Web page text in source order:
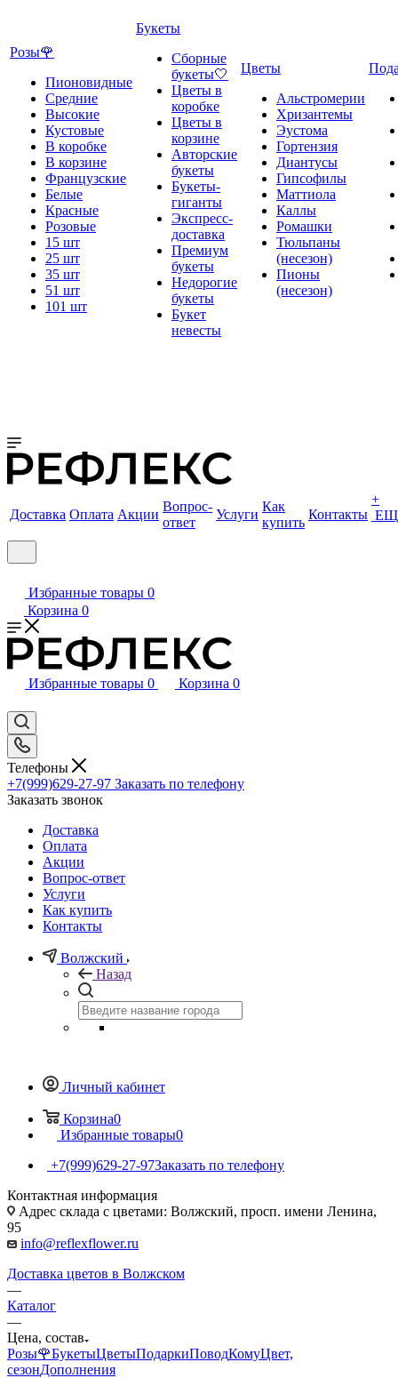
Розы🌹
Пионовидные
Средние
Высокие
Кустовые
В коробке
В корзине
Французские
Белые
Красные
Розовые
15 шт
25 шт
35 шт
51 шт
101 шт
Букеты
Сборные
букеты🤍
Цветы в
коробке
Цветы в
корзине
Авторские
букеты
Букеты-
гиганты
Экспресс-
доставка
Премиум
букеты
Недорогие
букеты
Букет
невесты
Цветы
Альстромерии
Хризантемы
Эустома
Гортензия
Диантусы
Гипсофилы
Маттиола
Каллы
Ромашки
Тюльпаны
(несезон)
Пионы
(несезон)
Доставка Оплата Акции
Вопрос-
ответ
Услуги
Как
купить
Контакты
+
Избранные товары 0
Корзина 0
Избранные товары 0 Корзина 0
Телефоны
+7(999)629-27-97 Заказать по телефону
Заказать звонок
Доставка
Оплата
Акции
Вопрос-ответ
Услуги
Как купить
Контакты
Волжский
Назад
Личный кабинет
Корзина0
Избранные товары0
+7(999)629-27-97Заказать по телефону
Контактная информация
Адрес склада с цветами: Волжский, просп. имени Ленина,
95
info@reflexflower.ru
Доставка цветов в Волжском
—
Каталог
—
Цена, состав
Розы🌹БукетыЦветыПодаркиПоводКомуЦвет,
сезонДополнения